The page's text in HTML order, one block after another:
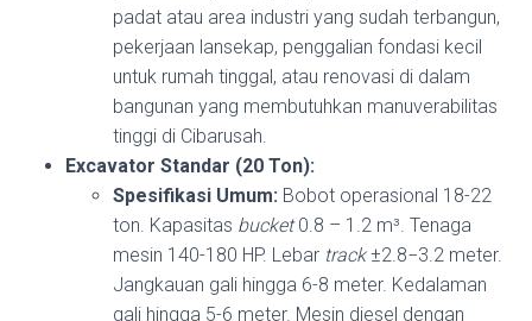
padat atau area industri yang sudah terbangun,
pekerjaan lansekap, penggalian fondasi kecil
untuk rumah tinggal, atau renovasi di dalam
bangunan yang membutuhkan manuverabilitas
tinggi di Cibarusah.
Excavator Standar (20 Ton):
Spesifikasi Umum: Bobot operasional 18-22
ton. Kapasitas bucket0.8 – 1.2 m³. Tenaga
mesin 140-180 HP. Lebar track ±2.8−3.2 meter.
Jangkauan gali hingga 6-8 meter. Kedalaman
gali hingga 5-6 meter. Mesin diesel dengan